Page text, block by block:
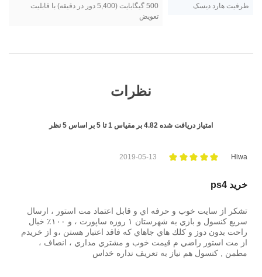
ظرفیت هارد دیسک
500 گیگابایت (5,400 دور در دقیقه) با قابلیت
تعویض
نظرات
امتیاز دریافت شده 4.82 بر مقیاس 1تا 5 بر اساس 5 نظر
Hiwa
2019-05-13
خريد ps4
تشكر از سايت خوب و حرفه اي و قابل اعتماد مت استور ، ارسال
سريع كنسول و بازي به شهرستان ١ روزه ساپورت ، و ١٠٠٪؜ خيال
راحت بدون دوز و كلك هاي جاهاي كه فاقد اعتبار هستن ،و از خريدم
از مت استور راضي م قيمت خوب و مشتري مداري ، انصاف ،
مطمن , كنسول هم نياز به تعريف نداره خداس